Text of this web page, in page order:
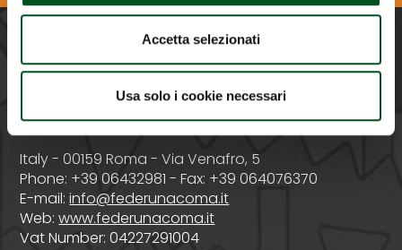
Accetta selezionati
Usa solo i cookie necessari
PROMOTED BY
Italy - 00159 Roma - Via Venafro, 5
Phone: +39 06432981 - Fax: +39 064076370
E-mail:info@federunacoma.it
Web:www.federunacoma.it
Vat Number: 04227291004